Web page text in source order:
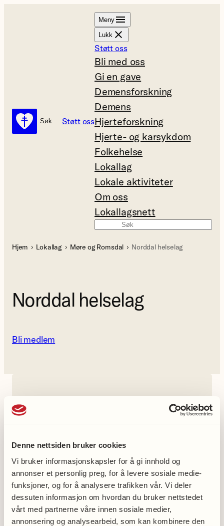
Denne nettsiden bruker cookies
Vi bruker informasjonskapsler for å gi innhold og
annonser et personlig preg, for å levere sosiale medie-
funksjoner, og for å analysere trafikken vår. Vi deler
dessuten informasjon om hvordan du bruker nettstedet
vårt med partnerne våre innen sosiale medier,
annonsering og analysearbeid, som kan kombinere den
Søk
Søk Støtt oss
Meny
Lukk
Støtt oss
Bli med oss
Gi en gave
Demensforskning
Demens
Hjerteforskning
Hjerte- og karsykdom
Folkehelse
Lokallag
Lokale aktiviteter
Om oss
Lokallagsnett
Hjem Lokallag Møre og Romsdal Norddal helselag
Norddal helselag
Bli medlem
Berit Engeset Sperre
97616677